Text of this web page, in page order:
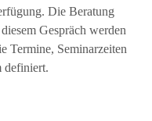
Die Beratung
Gespräch werden
Termine, Seminarzeiten
definiert.